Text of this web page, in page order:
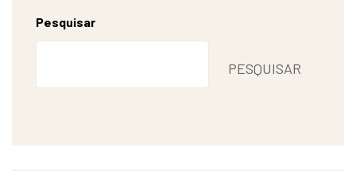
Pesquisar
PESQUISAR